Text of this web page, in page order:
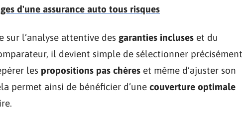
d'une assurance auto tous risques
sur l’analyse attentive des garanties incluses et du
il devient simple de sélectionner précisément
les propositions pas chères et même d’ajuster son
permet ainsi de bénéficier d’une couverture optimale